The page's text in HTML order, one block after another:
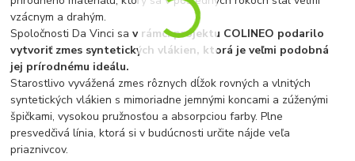
vzácnym a drahým.
Spoločnosti Da Vinci sav rámci projektu COLINEO podarilo
vytvoriť zmes syntetických vlákien, ktorá je veľmi podobná
jej prírodnému ideálu.
Starostlivo vyvážená zmes rôznych dĺžok rovných a vlnitých
syntetických vlákien s mimoriadne jemnými koncami a zúženými
špičkami, vysokou pružnosťou a absorpciou farby. Plne
presvedčivá línia, ktorá si v budúcnosti určite nájde veľa
priaznivcov.